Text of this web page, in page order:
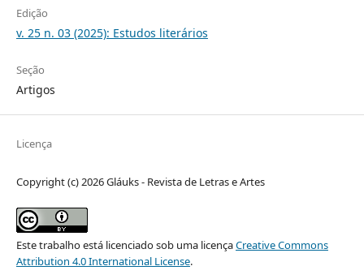
Edição
v. 25 n. 03 (2025): Estudos literários
Seção
Artigos
Licença
Copyright (c) 2026 Gláuks - Revista de Letras e Artes
Este trabalho está licenciado sob uma licençaCreative Commons
Attribution 4.0 International License.